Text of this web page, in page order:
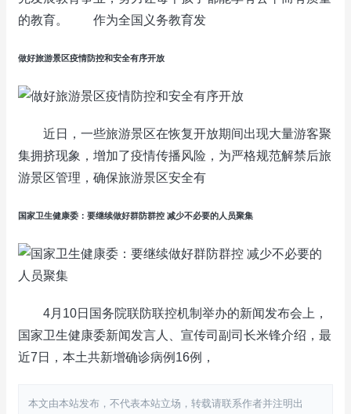
的教育。 作为全国义务教育发
做好旅游景区疫情防控和安全有序开放
近日，一些旅游景区在恢复开放期间出现大量游客聚
集拥挤现象，增加了疫情传播风险，为严格规范解禁后旅
游景区管理，确保旅游景区安全有
国家卫生健康委：要继续做好群防群控 减少不必要的人员聚集
4月10日国务院联防联控机制举办的新闻发布会上，
国家卫生健康委新闻发言人、宣传司副司长米锋介绍，最
近7日，本土共新增确诊病例16例，
本文由本站发布，不代表本站立场，转载请联系作者并注明出